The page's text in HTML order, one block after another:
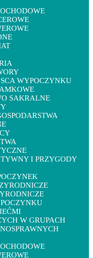
WYPOCZYNKU
SAKRALNE
I PRZYGODY
W GRUPACH